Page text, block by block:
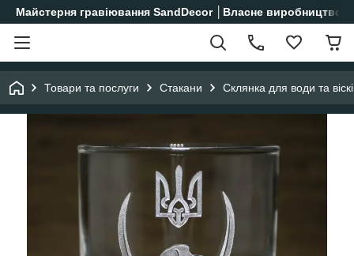
Майстерня гравіювання SandDecor │Власне виробництво│
Товари та послуги Стакани Склянка для води та